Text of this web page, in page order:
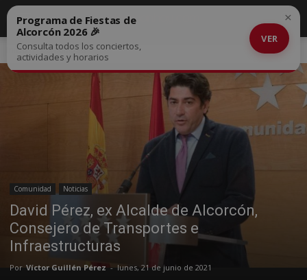
Inicio Comunidad
Comunidad Noticias
David Pérez, ex Alcalde de Alcorcón,
Consejero de Transportes e
Infraestructuras
Por Víctor Guillén Pérez - lunes, 21 de junio de 2021
Programa de Fiestas de
Alcorcón 2026 🎉
Consulta todos los conciertos,
actividades y horarios
VER
×